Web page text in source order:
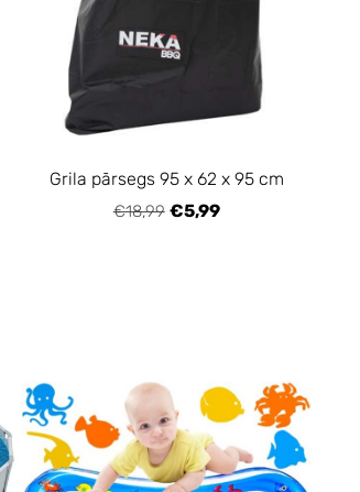
Grila pārsegs 95 x 62 x 95 cm
€18,99 €5,99